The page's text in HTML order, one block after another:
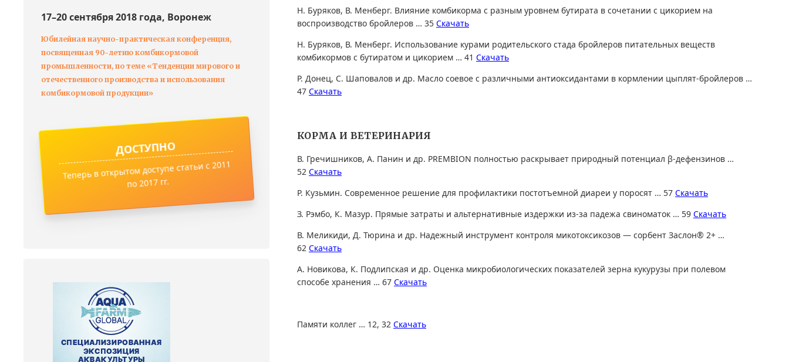
Н. Буряков, В. Менберг. Влияние комбикорма с разным уровнем бутирата в сочетании с цикорием на
воспроизводство бройлеров … 35 Скачать
Н. Буряков, В. Менберг. Использование курами родительского стада бройлеров питательных веществ
комбикормов с бутиратом и цикорием … 41 Скачать
Р. Донец, С. Шаповалов и др. Масло соевое с различными антиоксидантами в кормлении цыплят-бройлеров …
47 Скачать
КОРМА И ВЕТЕРИНАРИЯ
В. Гречишников, А. Панин и др. PREMBION полностью раскрывает природный потенциал β-дефензинов …
52 Скачать
Р. Кузьмин. Современное решение для профилактики постотъемной диареи у поросят … 57 Скачать
З. Рэмбо, К. Мазур. Прямые затраты и альтернативные издержки из-за падежа свиноматок … 59 Скачать
В. Меликиди, Д. Тюрина и др. Надежный инструмент контроля микотоксикозов — сорбент Заслон® 2+ …
62 Скачать
А. Новикова, К. Подлипская и др. Оценка микробиологических показателей зерна кукурузы при полевом
способе хранения … 67 Скачать
Памяти коллег … 12, 32 Скачать
17–20 сентября 2018 года, Воронеж
Юбилейная научно-практическая конференция,
посвященная 90-летию комбикормовой
промышленности, по теме «Тенденции мирового и
отечественного производства и использования
комбикормовой продукции»
ДОСТУПНО
Теперь в открытом доступе статьи с 2011
по 2017 гг.